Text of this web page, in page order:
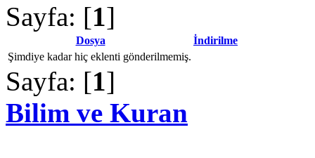
Sayfa: [1]
Dosya
İndirilme
Şimdiye kadar hiç eklenti gönderilmemiş.
Sayfa: [1]
Bilim ve Kuran